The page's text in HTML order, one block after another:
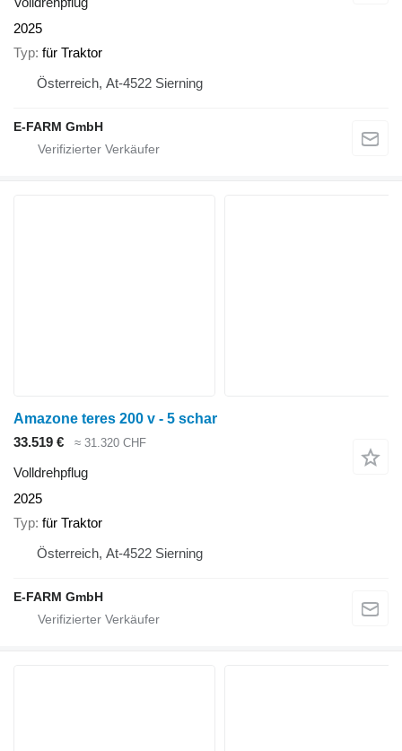
2025
Typ für Traktor
Österreich, At-4522 Sierning
E-FARM GmbH
Amazone teres 200 v - 5 schar
33.519 €
≈ 31.320 CHF
Volldrehpflug
2025
Typ für Traktor
Österreich, At-4522 Sierning
E-FARM GmbH